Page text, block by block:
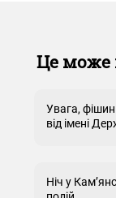
Це може
Увага,
від імені
Ніч у